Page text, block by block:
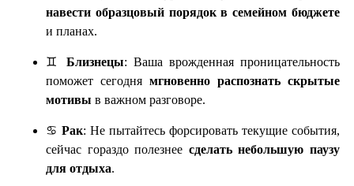
навести образцовый порядок в семейном бюджете
и планах.
♊ Близнецы: Ваша врожденная проницательность
поможет сегодня мгновенно распознать скрытые
мотивы в важном разговоре.
♋ Рак: Не пытайтесь форсировать текущие события,
сейчас гораздо полезнее сделать небольшую паузу
для отдыха.